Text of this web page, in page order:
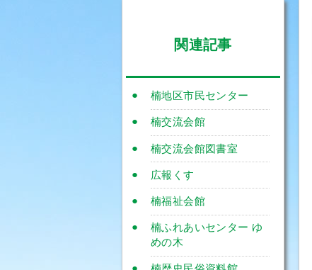
関連記事
楠地区市民センター
楠交流会館
楠交流会館図書室
広報くす
楠福祉会館
楠ふれあいセンター ゆ
めの木